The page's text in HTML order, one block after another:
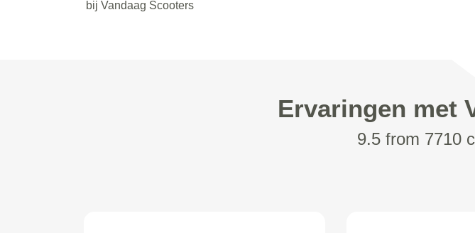
bij Vandaag Scooters
Ervaringen met
9.5 from 7710